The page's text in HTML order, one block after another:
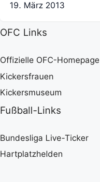
19. März 2013
OFC Links
Offizielle OFC-Homepage
Kickersfrauen
Kickersmuseum
Fußball-Links
Bundesliga Live-Ticker
Hartplatzhelden